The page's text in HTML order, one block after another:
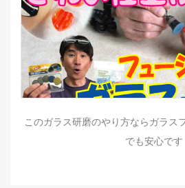
このガラス研磨のやり方ならガラス
でも安心です